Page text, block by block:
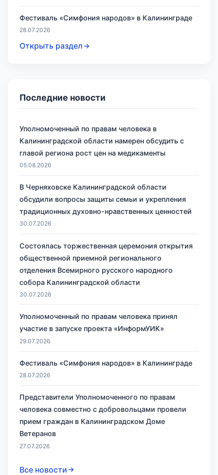
Фестиваль «Симфония народов» в Калининграде
28.07.2026
Открыть раздел
Последние новости
Уполномоченный по правам человека в
Калининградской области намерен обсудить с
главой региона рост цен на медикаменты
05.08.2026
В Черняховске Калининградской области
обсудили вопросы защиты семьи и укрепления
традиционных духовно-нравственных ценностей
30.07.2026
Состоялась торжественная церемония открытия
общественной приемной регионального
отделения Всемирного русского народного
собора Калининградской области
30.07.2026
Уполномоченный по правам человека принял
участие в запуске проекта «ИнформУИК»
29.07.2026
Фестиваль «Симфония народов» в Калининграде
28.07.2026
Представители Уполномоченного по правам
человека совместно с добровольцами провели
прием граждан в Калининградском Доме
Ветеранов
27.07.2026
Все новости